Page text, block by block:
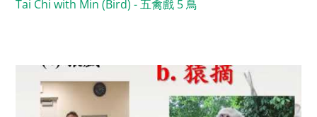
Tai Chi with Min (Bird) - 五禽戲 5 鳥